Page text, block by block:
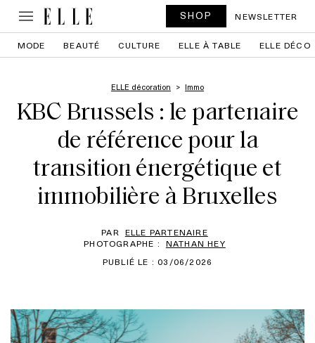
SHOP NEWSLETTER
MODE BEAUTÉ CULTURE ELLE À TABLE ELLE DÉCO
ELLE décoration Immo
KBC Brussels : le partenaire
de référence pour la
transition énergétique et
immobilière à Bruxelles
PAR ELLE PARTENAIRE
PHOTOGRAPHE : NATHAN HEY
PUBLIÉ LE : 03/06/2026